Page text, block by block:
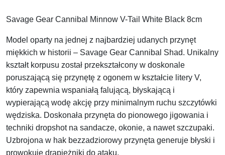
Savage Gear Cannibal Minnow V-Tail White Black 8cm
Model oparty na jednej z najbardziej udanych przynęt
miękkich w historii – Savage Gear Cannibal Shad. Unikalny
kształt korpusu został przekształcony w doskonale
poruszającą się przynętę z ogonem w kształcie litery V,
który zapewnia wspaniałą falującą, błyskającą i
wypierającą wodę akcję przy minimalnym ruchu szczytówki
wędziska. Doskonała przynęta do pionowego jigowania i
techniki dropshot na sandacze, okonie, a nawet szczupaki.
Uzbrojona w hak bezzadziorowy przynęta generuje błyski i
prowokuje drapieżniki do ataku.